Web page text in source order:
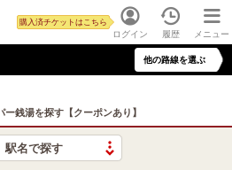
ログイン
購入済チケットはこちら
履歴 メニュー
他の路線を選ぶ
銭湯を探す【クーポンあり】
駅名で探す